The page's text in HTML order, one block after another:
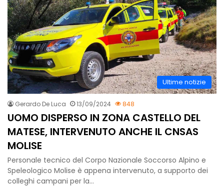
Ultime notizie
Gerardo De Luca 13/09/2024 848
UOMO DISPERSO IN ZONA CASTELLO DEL
MATESE, INTERVENUTO ANCHE IL CNSAS
MOLISE
Personale tecnico del Corpo Nazionale Soccorso Alpino e
Speleologico Molise è appena intervenuto, a supporto dei
colleghi campani per la…